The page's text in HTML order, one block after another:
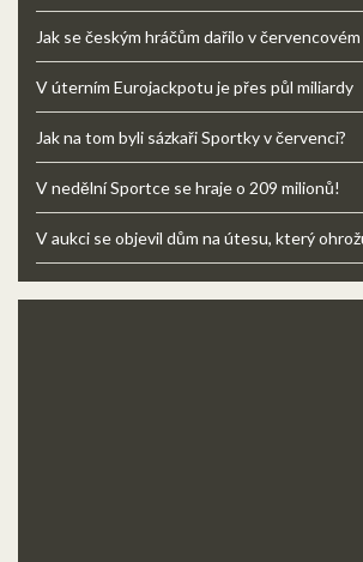
Jak se českým hráčům dařilo v
V úterním Eurojackpotu je přes půl miliardy
Jak na tom byli sázkaři Sportky v červenci?
V nedělní Sportce se hraje o 209 milionů!
V aukci se objevil dům na útesu, který